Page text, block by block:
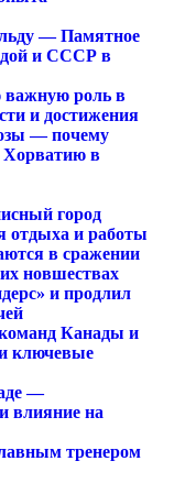
— Памятное
и СССР в
важную роль в
и достижения
— почему
Хорватию в
город
отдыха и работы
в сражении
новшествах
и продлил
Канады и
ключевые
—
влияние на
тренером